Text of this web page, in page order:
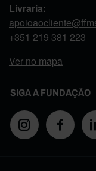
Livraria:
+351 219 381 223
Ver no mapa
SIGA A FUNDAÇÃO